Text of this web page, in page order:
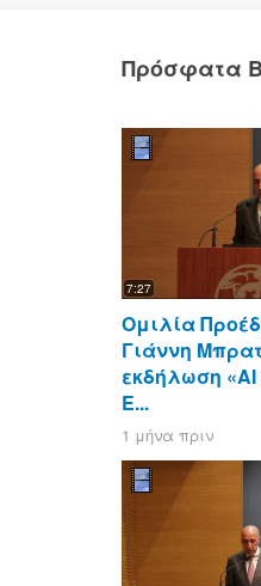
Πρόσφατα
7:27
Ομιλία
Γιάννη
εκδήλωση «AI
Ε...
1 μήνα πριν